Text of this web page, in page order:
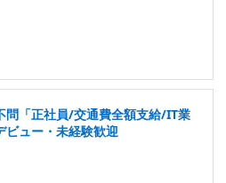
問「正社員/交通費全額支給/IT業
ビュー・未経験歓迎